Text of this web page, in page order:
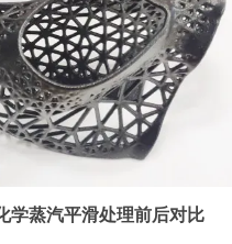
学蒸汽平滑处理前后对比